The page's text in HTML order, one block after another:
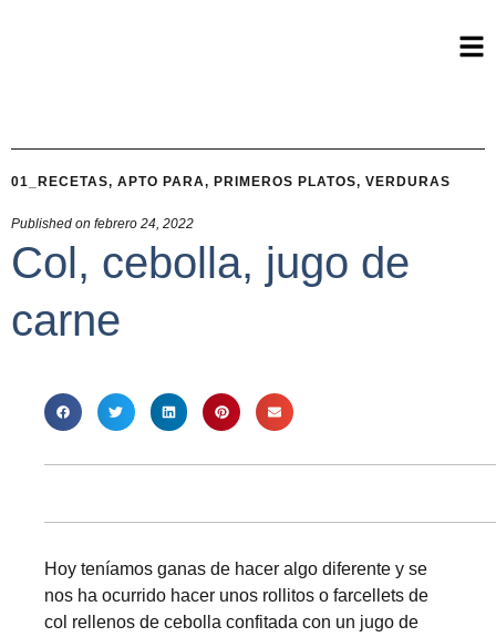
01_RECETAS, APTO PARA, PRIMEROS PLATOS, VERDURAS
Published on febrero 24, 2022
Col, cebolla, jugo de
carne
Hoy teníamos ganas de hacer algo diferente y se
nos ha ocurrido hacer unos rollitos o farcellets de
col rellenos de cebolla confitada con un jugo de